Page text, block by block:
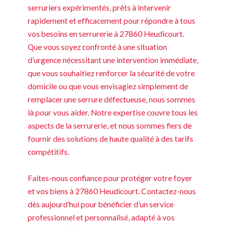
serruriers expérimentés, prêts à intervenir
rapidement et efficacement pour répondre à tous
vos besoins en serrurerie à 27860 Heudicourt.
Que vous soyez confronté à une situation
d’urgence nécessitant une intervention immédiate,
que vous souhaitiez renforcer la sécurité de votre
domicile ou que vous envisagiez simplement de
remplacer une serrure défectueuse, nous sommes
là pour vous aider. Notre expertise couvre tous les
aspects de la serrurerie, et nous sommes fiers de
fournir des solutions de haute qualité à des tarifs
compétitifs.
Faites-nous confiance pour protéger votre foyer
et vos biens à 27860 Heudicourt. Contactez-nous
dès aujourd’hui pour bénéficier d’un service
professionnel et personnalisé, adapté à vos